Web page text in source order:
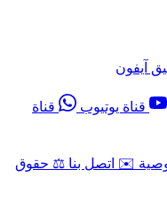
آيفون
قناة يوتيوب
قناة
✉️ اتصل بنا ⚖️ حقوق